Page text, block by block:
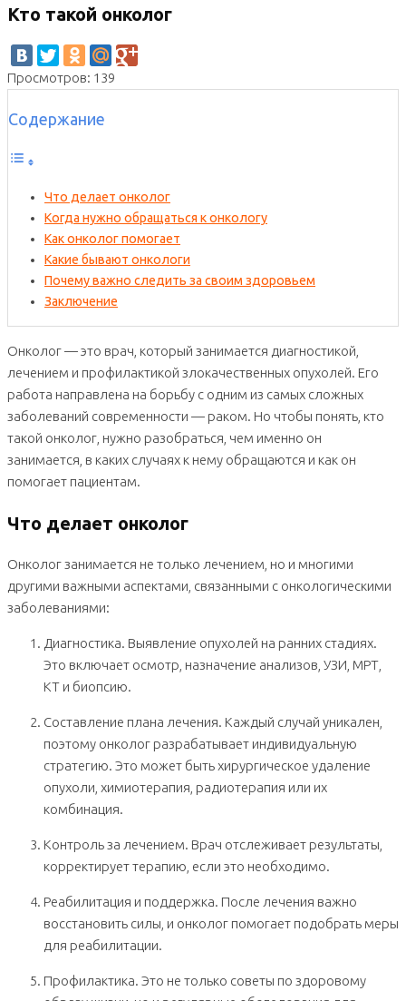
Кто такой онколог
Просмотров: 139
Содержание
Что делает онколог
Когда нужно обращаться к онкологу
Как онколог помогает
Какие бывают онкологи
Почему важно следить за своим здоровьем
Заключение
Онколог — это врач, который занимается диагностикой,
лечением и профилактикой злокачественных опухолей. Его
работа направлена на борьбу с одним из самых сложных
заболеваний современности — раком. Но чтобы понять, кто
такой онколог, нужно разобраться, чем именно он
занимается, в каких случаях к нему обращаются и как он
помогает пациентам.
Что делает онколог
Онколог занимается не только лечением, но и многими
другими важными аспектами, связанными с онкологическими
заболеваниями:
Диагностика. Выявление опухолей на ранних стадиях.
Это включает осмотр, назначение анализов, УЗИ, МРТ,
КТ и биопсию.
Составление плана лечения. Каждый случай уникален,
поэтому онколог разрабатывает индивидуальную
стратегию. Это может быть хирургическое удаление
опухоли, химиотерапия, радиотерапия или их
комбинация.
Контроль за лечением. Врач отслеживает результаты,
корректирует терапию, если это необходимо.
Реабилитация и поддержка. После лечения важно
восстановить силы, и онколог помогает подобрать меры
для реабилитации.
Профилактика. Это не только советы по здоровому